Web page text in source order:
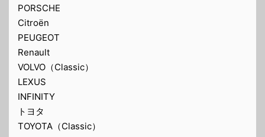
PORSCHE
Citroën
PEUGEOT
Renault
VOLVO（Classic）
LEXUS
INFINITY
トヨタ
TOYOTA（Classic）